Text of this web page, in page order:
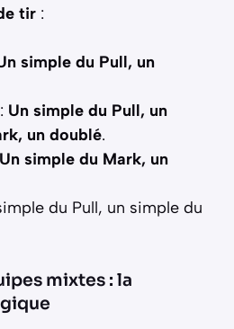
tir :
simple du Pull, un
Un simple du Pull, un
, un doublé.
Un simple du Mark, un
du Pull, un simple du
mixtes : la